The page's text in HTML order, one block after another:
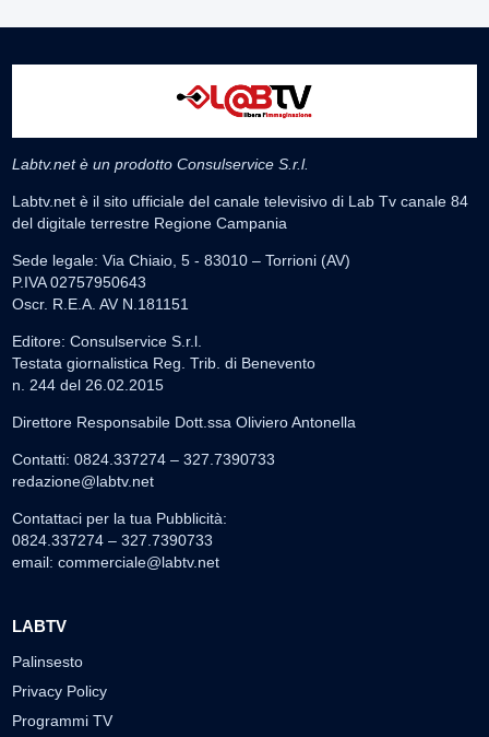
Labtv.net è un prodotto Consulservice S.r.l.
Labtv.net è il sito ufficiale del canale televisivo di Lab Tv canale 84
del digitale terrestre Regione Campania
Sede legale: Via Chiaio, 5 - 83010 – Torrioni (AV)
P.IVA 02757950643
Oscr. R.E.A. AV N.181151
Editore: Consulservice S.r.l.
Testata giornalistica Reg. Trib. di Benevento
n. 244 del 26.02.2015
Direttore Responsabile Dott.ssa Oliviero Antonella
Contatti: 0824.337274 – 327.7390733
redazione@labtv.net
Contattaci per la tua Pubblicità:
0824.337274 – 327.7390733
email: commerciale@labtv.net
LABTV
Palinsesto
Privacy Policy
Programmi TV